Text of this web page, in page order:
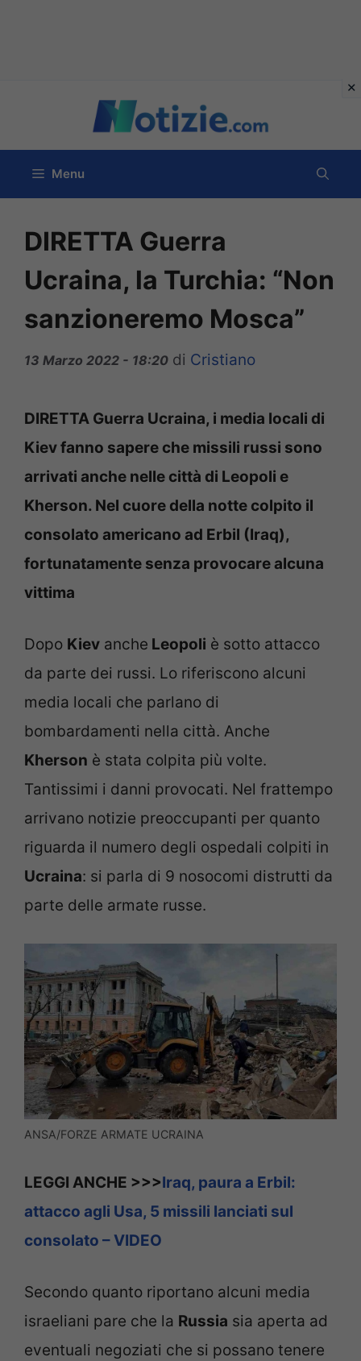
contenuto
Menu
DIRETTA Guerra
Ucraina, la Turchia: “Non
sanzioneremo Mosca”
13 Marzo 2022 - 18:20 di Cristiano
DIRETTA Guerra Ucraina, i media locali di
Kiev fanno sapere che missili russi sono
arrivati anche nelle città di Leopoli e
Kherson. Nel cuore della notte colpito il
consolato americano ad Erbil (Iraq),
fortunatamente senza provocare alcuna
vittima
Dopo Kiev anche Leopoli è sotto attacco
da parte dei russi. Lo riferiscono alcuni
media locali che parlano di
bombardamenti nella città. Anche
Kherson è stata colpita più volte.
Tantissimi i danni provocati. Nel frattempo
arrivano notizie preoccupanti per quanto
riguarda il numero degli ospedali colpiti in
Ucraina: si parla di 9 nosocomi distrutti da
parte delle armate russe.
ANSA/FORZE ARMATE UCRAINA
LEGGI ANCHE >>>Iraq, paura a Erbil:
attacco agli Usa, 5 missili lanciati sul
consolato – VIDEO
Secondo quanto riportano alcuni media
israeliani pare che la Russia sia aperta ad
eventuali negoziati che si possano tenere